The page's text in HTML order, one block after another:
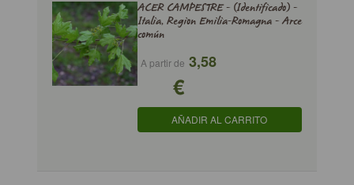
ACER CAMPESTRE - (Identificado) -
Italia, Region Emilia-Romagna - Arce
común
A partir de 3,58
€
AÑADIR AL CARRITO